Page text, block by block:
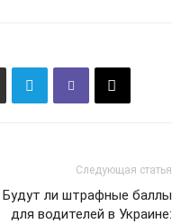
СЕЙЧАС
Следующая статья
Будут ли штрафные баллы
для водителей в Украине: